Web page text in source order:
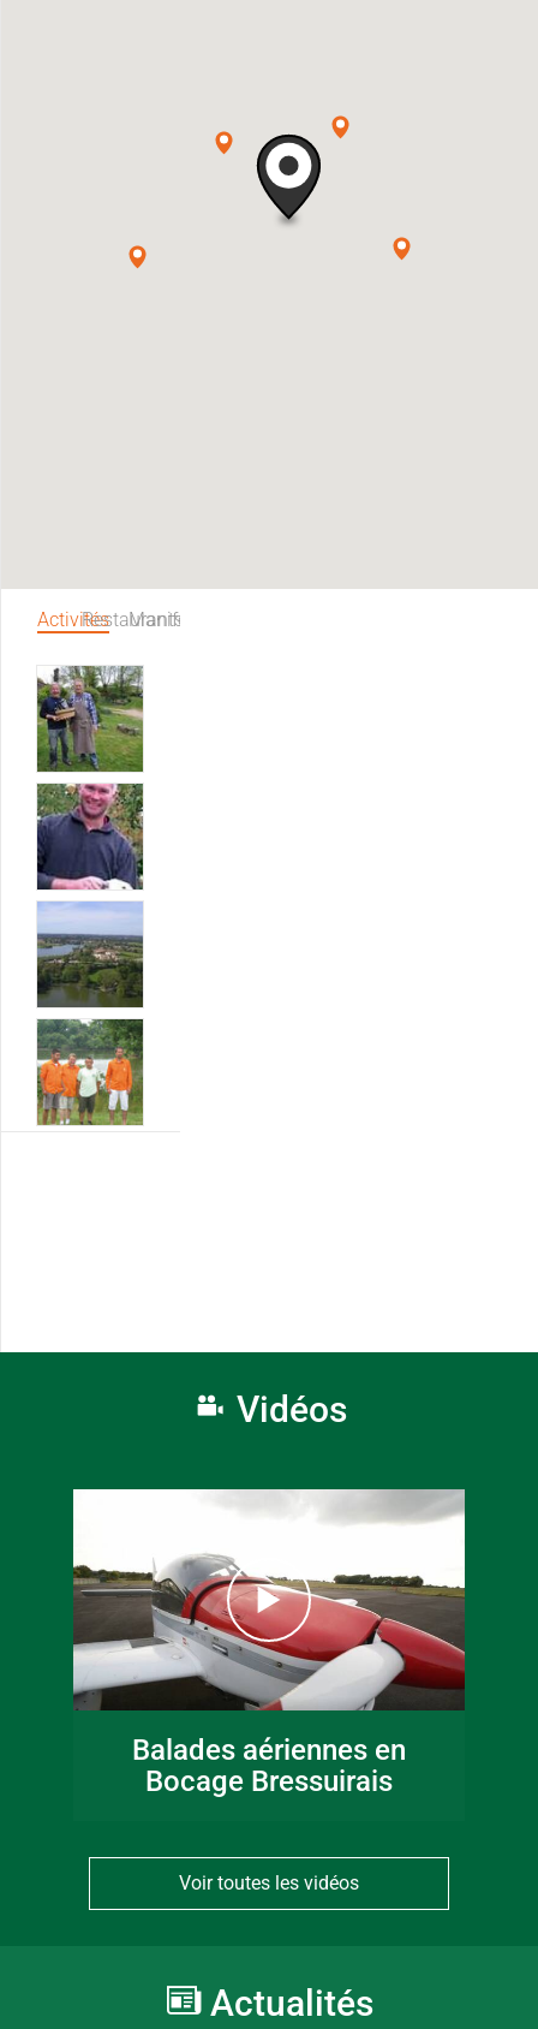
ActivitésRestaurantsManifestations
Vidéos
Balades aériennes en
Bocage Bressuirais
Voir toutes les vidéos
Actualités